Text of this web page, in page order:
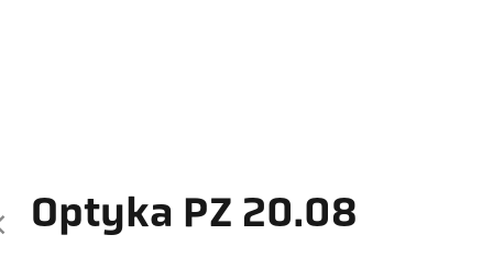
Optyka PZ 20.08